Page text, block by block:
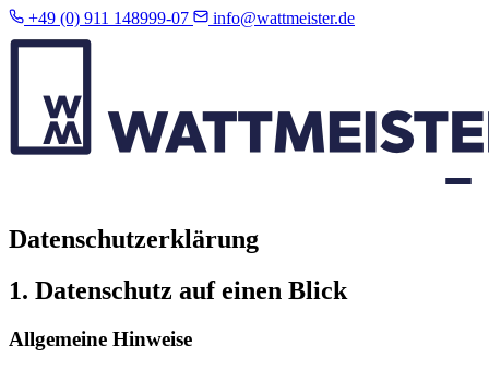
+49 (0) 911 148999-07 info@wattmeister.de
Datenschutzerklärung
1. Datenschutz auf einen Blick
Allgemeine Hinweise